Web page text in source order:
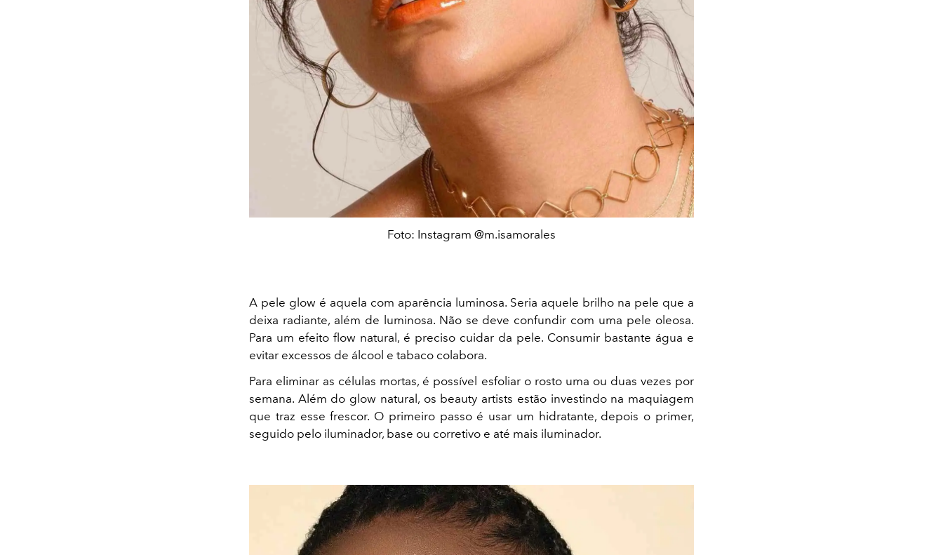
Foto: Instagram @m.isamorales
A pele glow é aquela com aparência luminosa. Seria aquele brilho na pele que a
deixa radiante, além de luminosa. Não se deve confundir com uma pele oleosa.
Para um efeito flow natural, é preciso cuidar da pele. Consumir bastante água e
evitar excessos de álcool e tabaco colabora.
Para eliminar as células mortas, é possível esfoliar o rosto uma ou duas vezes por
semana. Além do glow natural, os beauty artists estão investindo na maquiagem
que traz esse frescor. O primeiro passo é usar um hidratante, depois o primer,
seguido pelo iluminador, base ou corretivo e até mais iluminador.